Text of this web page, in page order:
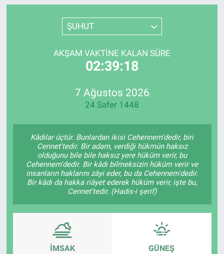
ŞUHUT
AKŞAM VAKTINE KALAN SÜRE
02:39:18
7 Ağustos 2026
24 Safer 1448
Kâdılar üçtür. Bunlardan ikisi Cehennem'dedir, biri
Cennet'tedir. Bir adam, verdiği hükmün haksız
olduğunu bile bile haksız yere hüküm verir, bu
Cehennem'dedir. Bir kâdı bilmeksizin hüküm verir ve
insanların haklarını zâyi eder, bu da Cehennem'dedir.
Bir kâdı da hakka riâyet ederek hüküm verir, işte bu,
Cennet'tedir. (Hadis-i şerif)
İMSAK GÜNEŞ
Köşe Yazarları
Resmi İlanlar
Sağlık
Son Dakika
Spor
Uşak Haberleri
Haber Arşivi